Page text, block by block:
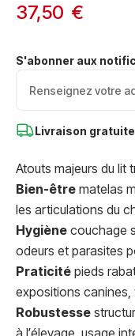
37,50 €
S'abonner aux
Livraison
Atouts majeurs du lit
Bien-être matelas
les articulations du
Hygiène couchage
odeurs et parasites
Praticité pieds
expositions
Robustesse
à l’élevage, usage